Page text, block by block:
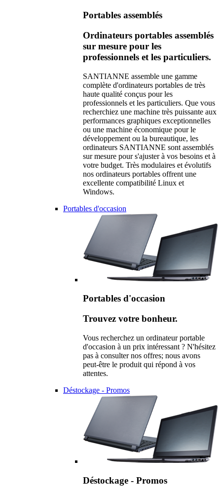
Portables assemblés
Ordinateurs portables assemblés
sur mesure pour les
professionnels et les particuliers.
SANTIANNE assemble une gamme
complète d'ordinateurs portables de très
haute qualité conçus pour les
professionnels et les particuliers. Que vous
recherchiez une machine très puissante aux
performances graphiques exceptionnelles
ou une machine économique pour le
développement ou la bureautique, les
ordinateurs SANTIANNE sont assemblés
sur mesure pour s'ajuster à vos besoins et à
votre budget. Très modulaires et évolutifs
nos ordinateurs portables offrent une
excellente compatibilité Linux et
Windows.
Portables d'occasion
Portables d'occasion
Trouvez votre bonheur.
Vous recherchez un ordinateur portable
d'occasion à un prix intéressant ? N'hésitez
pas à consulter nos offres; nous avons
peut-être le produit qui répond à vos
attentes.
Déstockage - Promos
Déstockage - Promos